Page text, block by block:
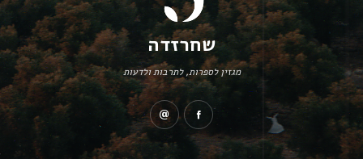
שחרזדה
מגזין לספרות, לתרבות ולדעות